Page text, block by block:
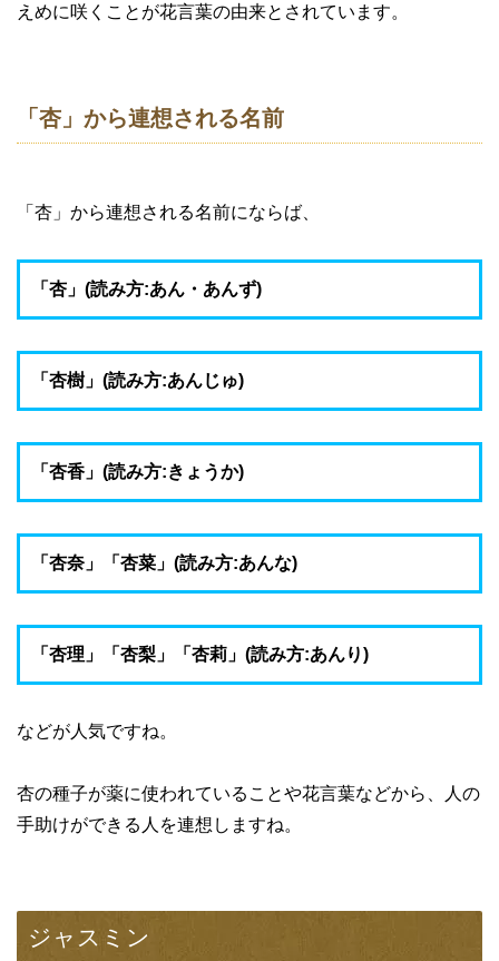
えめに咲くことが花言葉の由来とされています。
「杏」から連想される名前
「杏」から連想される名前にならば、
「杏」(読み方:あん・あんず)
「杏樹」(読み方:あんじゅ)
「杏香」(読み方:きょうか)
「杏奈」「杏菜」(読み方:あんな)
「杏理」「杏梨」「杏莉」(読み方:あんり)
などが人気ですね。
杏の種子が薬に使われていることや花言葉などから、人の
手助けができる人を連想しますね。
ジャスミン